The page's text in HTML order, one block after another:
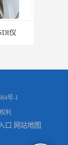
号-1
利.
口 网站地图